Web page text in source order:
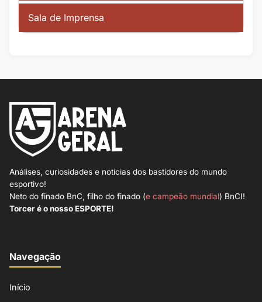
Sala de Imprensa
Análises, curiosidades e notícias dos bastidores do mundo
esportivo!
Neto do finado BnC, filho do finado (e campeão mundial) BnCI!
Torcer é o nosso ESPORTE!
Navegação
Início